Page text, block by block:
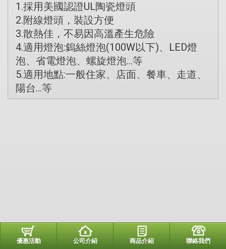
1.採用美國認證UL陶瓷燈頭
2.附線燈頭，裝設方便
3.散熱佳，不易因高溫產生危險
4.適用燈泡:鎢絲燈泡(100W以下)、LED燈
泡、省電燈泡、螺旋燈泡...等
5.適用地點:一般住家、店面、餐車、走道、
陽台...等
優惠活動 公司介紹 商品介紹 聯絡我們